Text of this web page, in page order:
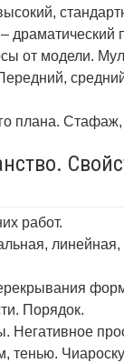
драматический
от модели.
плана.
работ.
Порядок.
Негативное
тенью.